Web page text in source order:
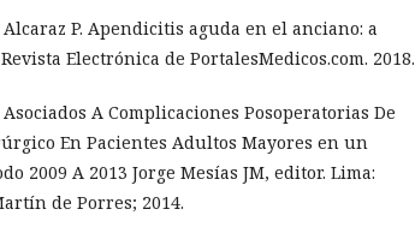
P. Apendicitis aguda en el anciano: a
Electrónica de PortalesMedicos.com. 2018.
A Complicaciones Posoperatorias De
En Pacientes Adultos Mayores en un
2009 A 2013 Jorge Mesías JM, editor. Lima:
de Porres; 2014.